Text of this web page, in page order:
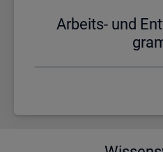
Ar­beits- und